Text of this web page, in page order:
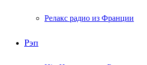
Релакс радио из Франции
Рэп